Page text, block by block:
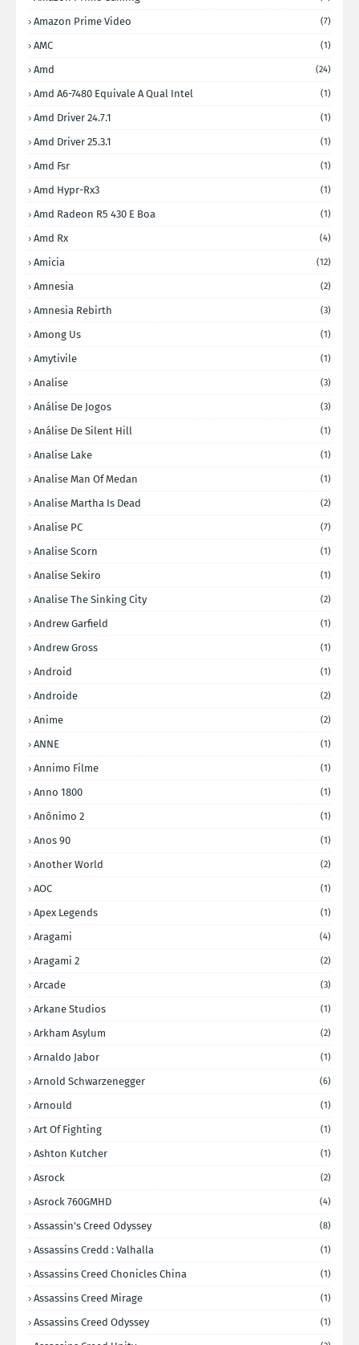
Amazon Prime Video (7)
AMC (1)
Amd (24)
Amd A6-7480 Equivale A Qual Intel (1)
Amd Driver 24.7.1 (1)
Amd Driver 25.3.1 (1)
Amd Fsr (1)
Amd Hypr-Rx3 (1)
Amd Radeon R5 430 E Boa (1)
Amd Rx (4)
Amicia (12)
Amnesia (2)
Amnesia Rebirth (3)
Among Us (1)
Amytivile (1)
Analise (3)
Análise De Jogos (3)
Análise De Silent Hill (1)
Analise Lake (1)
Analise Man Of Medan (1)
Analise Martha Is Dead (2)
Analise PC (7)
Analise Scorn (1)
Analise Sekiro (1)
Analise The Sinking City (2)
Andrew Garfield (1)
Andrew Gross (1)
Android (1)
Androide (2)
Anime (2)
ANNE (1)
Annimo Filme (1)
Anno 1800 (1)
Anônimo 2 (1)
Anos 90 (1)
Another World (2)
AOC (1)
Apex Legends (1)
Aragami (4)
Aragami 2 (2)
Arcade (3)
Arkane Studios (1)
Arkham Asylum (2)
Arnaldo Jabor (1)
Arnold Schwarzenegger (6)
Arnould (1)
Art Of Fighting (1)
Ashton Kutcher (1)
Asrock (2)
Asrock 760GMHD (4)
Assassin's Creed Odyssey (8)
Assassins Credd : Valhalla (1)
Assassins Creed Chonicles China (1)
Assassins Creed Mirage (1)
Assassins Creed Odyssey (1)